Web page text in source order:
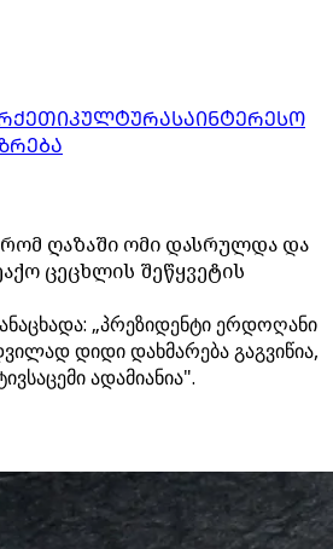
ᲙᲣᲚᲢᲣᲠᲐᲡᲐᲘᲜᲢᲔᲠᲔᲡᲝ
რომ ღაზაში ომი დასრულდა და
ცეცხლის შეწყვეტის
„პრეზიდენტი ერდოღანი
დიდი დახმარება გაგვიწია,
ადამიანია".